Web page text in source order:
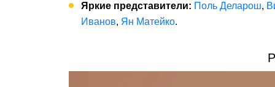
Яркие представители: Поль Деларош,
Иванов, Ян Матейко.